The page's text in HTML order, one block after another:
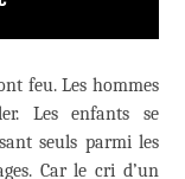
feu. Les hommes
Les enfants se
seuls parmi les
Car le cri d’un